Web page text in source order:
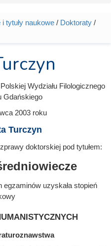
i tytuły naukowe / Doktoraty /
Wydziału Filologicznego
Gdańskiego
2003 roku
Turczyn
doktorskiej pod tytułem:
egzaminów uzyskała stopień